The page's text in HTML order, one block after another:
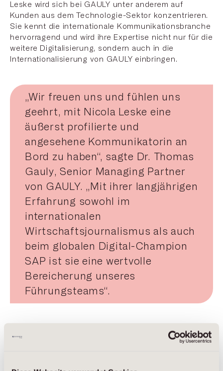
Leske wird sich bei GAULY unter anderem auf
Kunden aus dem Technologie-Sektor konzentrieren.
Sie kennt die internationale Kommunikationsbranche
hervorragend und wird ihre Expertise nicht nur für die
weitere Digitalisierung, sondern auch in die
Internationalisierung von GAULY einbringen.
„Wir freuen uns und fühlen uns
geehrt, mit Nicola Leske eine
äußerst profilierte und
angesehene Kommunikatorin an
Bord zu haben“, sagte Dr. Thomas
Gauly, Senior Managing Partner
von GAULY. „Mit ihrer langjährigen
Erfahrung sowohl im
internationalen
Wirtschaftsjournalismus als auch
beim globalen Digital-Champion
SAP ist sie eine wertvolle
Bereicherung unseres
Führungsteams“.
Die Absolventin der Henri-Nannen-Schule für
Journalismus studierte Politikwissenschaft,